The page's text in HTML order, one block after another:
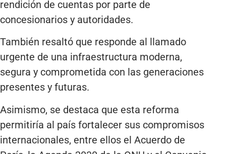
rendición de cuentas por parte de
concesionarios y autoridades.
También resaltó que responde al llamado
urgente de una infraestructura moderna,
segura y comprometida con las generaciones
presentes y futuras.
Asimismo, se destaca que esta reforma
permitiría al país fortalecer sus compromisos
internacionales, entre ellos el Acuerdo de